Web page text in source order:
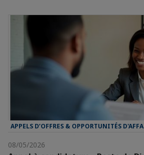
APPELS D’OFFRES & OPPORTUNITÉS
08/05/2026